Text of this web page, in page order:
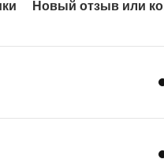
Новый отзыв или